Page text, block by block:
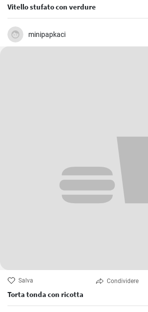
Vitello stufato con verdure
minipapkaci
Salva Condividere
Torta tonda con ricotta